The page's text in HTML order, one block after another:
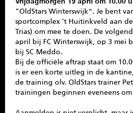
“OldStars Winterswijk”. Je bent
sportcomplex ‘t Huitinkveld aan
Trias) om mee te doen. De
april bij FC Winterswijk, op 3 mei
bij SC Meddo.
Bij de officiële aftrap staat om
is er een korte uitleg in de
de training olv. OldStars trainer
trainingen beginnen eveneens